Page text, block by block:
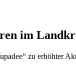
im
zu erhöhter